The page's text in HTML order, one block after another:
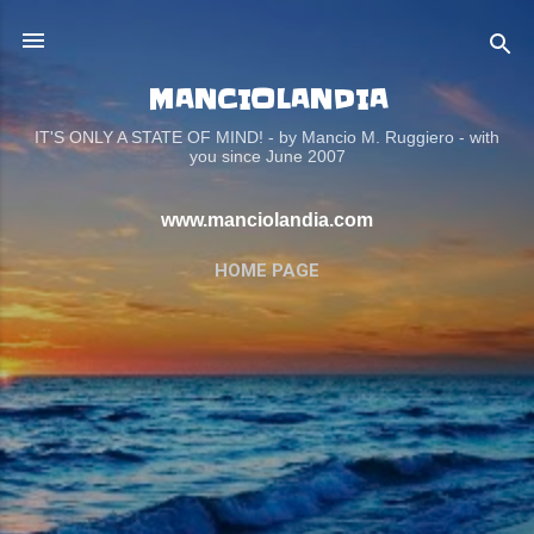
MANCIOLANDIA
IT'S ONLY A STATE OF MIND! - by Mancio M. Ruggiero - with
you since June 2007
www.manciolandia.com
HOME PAGE